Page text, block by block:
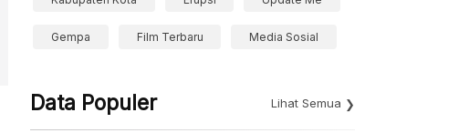
Gempa Film Terbaru Media Sosial
Data Populer Lihat Semua